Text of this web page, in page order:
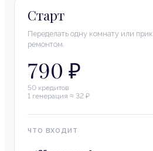
Старт
Переделать одну комнату или
ремонтом.
790 ₽
50 кредитов
1 генерация ≈ 32 ₽
ЧТО ВХОДИТ